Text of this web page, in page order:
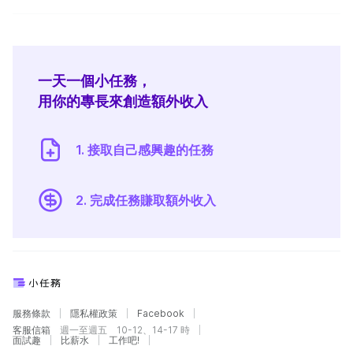
一天一個小任務，
用你的專長來創造額外收入
1. 接取自己感興趣的任務
2. 完成任務賺取額外收入
服務條款 隱私權政策
Facebook
客服信箱
週一至週五 10-12、14-17 時
面試趣
比薪水 工作吧!